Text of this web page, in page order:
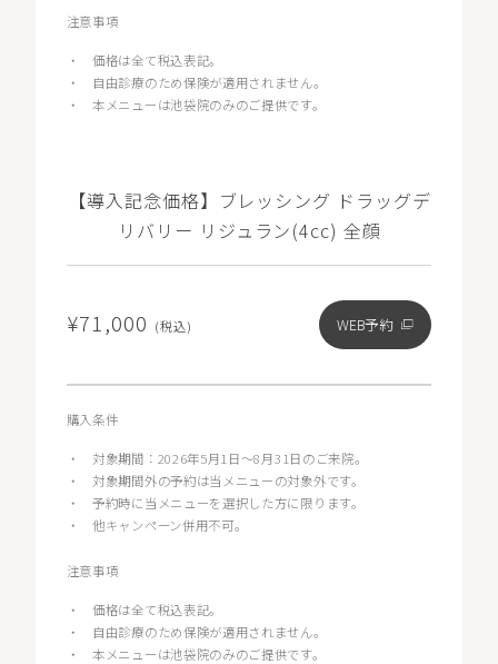
注意事項
・価格は全て税込表記。
・
自由診療のため保険が適用されません。
・本メニューは池袋院のみのご提供です。
【導入記念価格】ブレッシング ドラッグデ
リバリー リジュラン(4cc) 全顔
¥71,000 (税込) WEB予約
購入条件
・ 対象期間：2026年5月1日〜8月31日のご来院。
・ 対象期間外の予約は当メニューの対象外です。
・予約時に当メニューを選択した方に限ります。
・他キャンペーン併用不可。
注意事項
・価格は全て税込表記。
・
自由診療のため保険が適用されません。
・本メニューは池袋院のみのご提供です。